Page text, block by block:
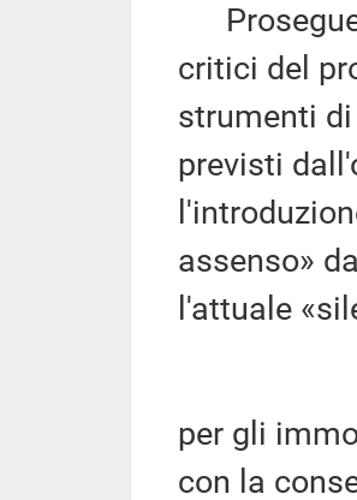
critici del
strumenti
previsti
assenso»
l'attuale
per gli
con la